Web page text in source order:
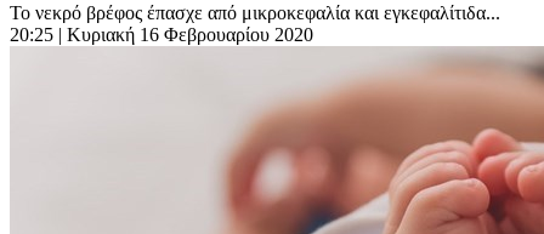
Το νεκρό βρέφος έπασχε από μικροκεφαλία και εγκεφαλίτιδα...
20:25 | Κυριακή 16 Φεβρουαρίου 2020